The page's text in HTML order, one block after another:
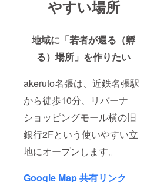
やすい場所
地域に「若者が還る（孵
る）場所」を作りたい
akeruto名張は、近鉄名張駅
から徒歩10分、リバーナ
ショッピングモール横の旧
銀行2Fという使いやすい立
地にオープンします。
Google Map 共有リンク